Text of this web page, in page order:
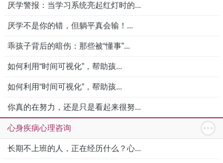
厌学警报：当学习系统亮起红灯时的...
厌学不是你的错，但躺平真会输！...
乖孩子背后的暗伤：那些被“懂事”...
如何利用“时间可视化”，帮助孩...
如何利用“时间可视化”，帮助孩...
你真的在努力，还是只是看起来很努...
心身疾病心理咨询
长期不上班的人，正在经历什么？心...